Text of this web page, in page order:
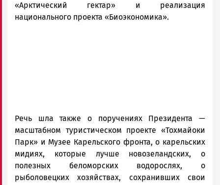
«Арктический гектар» и реализация
национального проекта «Биоэкономика».
Речь шла также о поручениях Президента —
масштабном туристическом проекте «Тохмайоки
Парк» и Музее Карельского фронта, о карельских
мидиях, которые лучше новозеландских, о
полезных беломорских водорослях, о
рыболовецких хозяйствах, сохранивших свои